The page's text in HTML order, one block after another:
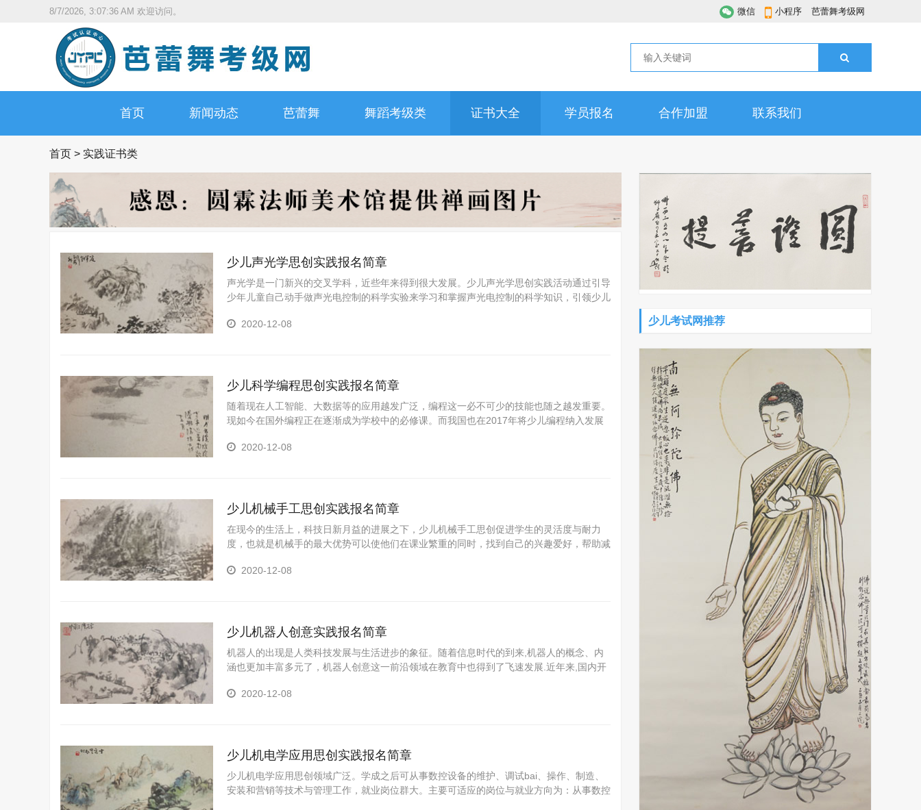
8/7/2026, 3:07:37 AM 欢迎访问。 微信 小程序 芭蕾舞考级网
首页 新闻动态 芭蕾舞 舞蹈考级类 证书大全 学员报名 合作加盟 联系我们
首页 > 实践证书类
少儿声光学思创实践报名简章
声光学是一门新兴的交叉学科，近些年来得到很大发展。少儿声光学思创实践活动通过引导
少年儿童自己动手做声光电控制的科学实验来学习和掌握声光电控制的科学知识，引领少儿
发展之路。
2020-12-08
少儿科学编程思创实践报名简章
随着现在人工智能、大数据等的应用越发广泛，编程这一必不可少的技能也随之越发重要。
现如今在国外编程正在逐渐成为学校中的必修课。而我国也在2017年将少儿编程纳入发展
对编程人才的需求和要求越来越高。未来的世界也将是个信息化、软件化和人工智能化的世
2020-12-08
少儿机械手工思创实践报名简章
在现今的生活上，科技日新月益的进展之下，少儿机械手工思创促进学生的灵活度与耐力
度，也就是机械手的最大优势可以使他们在课业繁重的同时，找到自己的兴趣爱好，帮助减
发展起来的一种高科技自动生产设备，其专业的准确性和环境中完成作品的能力是工业机械
2020-12-08
少儿机器人创意实践报名简章
机器人的出现是人类科技发展与生活进步的象征。随着信息时代的到来,机器人的概念、内
涵也更加丰富多元了，机器人创意这一前沿领域在教育中也得到了飞速发展.近年来,国内开
结合自己的想象创作属于自己梦想中的机器人。结合自己对于机器人功能设计，进行联想，
2020-12-08
少儿机电学应用思创实践报名简章
少儿机电学应用思创领域广泛。学成之后可从事数控设备的维护、调试bai、操作、制造、
安装和营销等技术与管理工作，就业岗位群大。主要可适应的岗位与就业方向为：从事数控
少儿考试网推荐